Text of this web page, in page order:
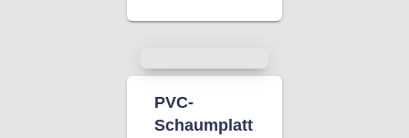
PVC-
Schaumplatt